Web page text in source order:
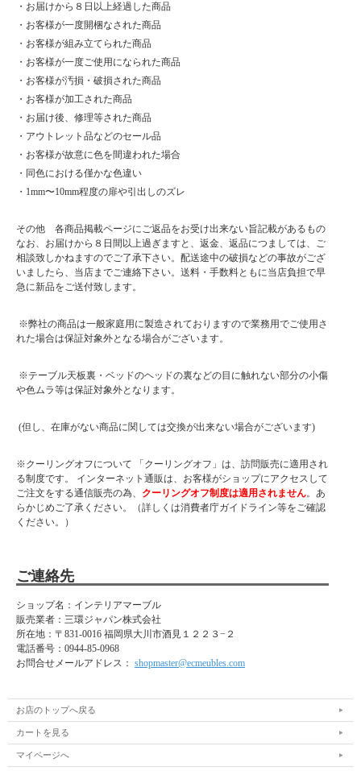
・お届けから８日以上経過した商品
・お客様が一度開梱なされた商品
・お客様が組み立てられた商品
・お客様が一度ご使用になられた商品
・お客様が汚損・破損された商品
・お客様が加工された商品
・お届け後、修理等された商品
・アウトレット品などのセール品
・お客様が故意に色を間違われた場合
・同色における僅かな色違い
・1mm〜10mm程度の扉や引出しのズレ
その他 各商品掲載ページにご返品をお受け出来ない旨記載があるもの
なお、お届けから８日間以上過ぎますと、返金、返品につましては、ご
相談致しかねますのでご了承下さい。配送途中の破損などの事故がござ
いましたら、当店までご連絡下さい。送料・手数料ともに当店負担で早
急に新品をご送付致します。
※弊社の商品は一般家庭用に製造されておりますので業務用でご使用さ
れた場合は保証対象外となる場合がございます。
※テーブル天板裏・ベッドのヘッドの裏などの目に触れない部分の小傷
や色ムラ等は保証対象外となります。
(但し、在庫がない商品に関しては交換が出来ない場合がございます)
※クーリングオフについて 「クーリングオフ」は、訪問販売に適用され
る制度です。 インターネット通販は、お客様がショップにアクセスして
ご注文をする通信販売の為、 クーリングオフ制度は適用されません。あ
らかじめご了承ください。（詳しくは消費者庁ガイドライン等をご確認
ください。）
ご連絡先
ショップ名：インテリアマーブル
販売業者：三環ジャパン株式会社
所在地： 〒831-0016 福岡県大川市酒見１２２３−２
電話番号： 0944-85-0968
お問合せメールアドレス： shopmaster@ecmeubles.com
お店のトップへ戻る
カートを見る
マイページへ